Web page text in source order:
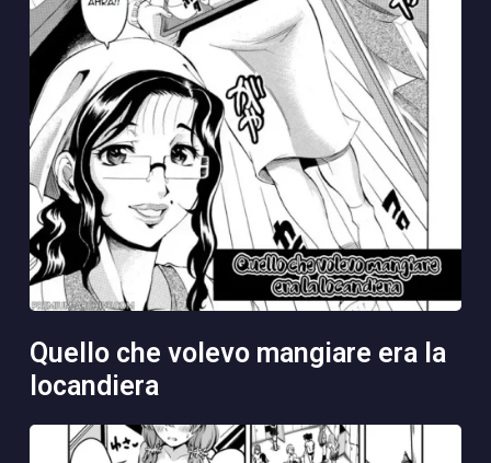
quello che volevo mangiare era la
locandiera